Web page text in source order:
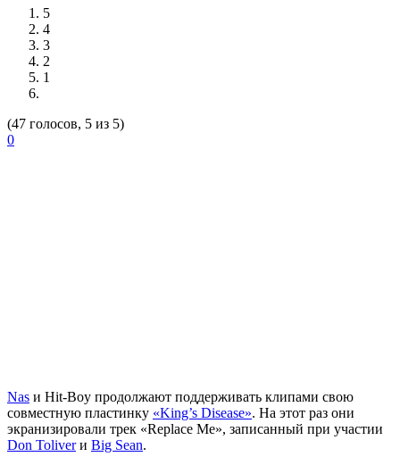
5
4
3
2
1
(47 голосов, 5 из 5)
0
Nas и Hit-Boy продолжают поддерживать клипами свою
совместную пластинку «King’s Disease». На этот раз они
экранизировали трек «Replace Me», записанный при участии
Don Toliverи Big Sean.